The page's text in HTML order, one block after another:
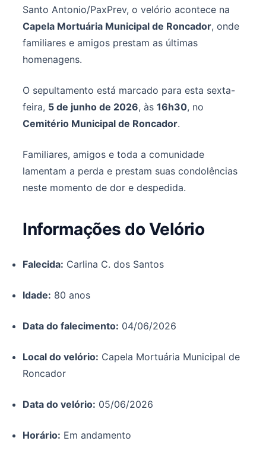
Santo Antonio/PaxPrev, o velório acontece na
Capela Mortuária Municipal de Roncador, onde
familiares e amigos prestam as últimas
homenagens.
O sepultamento está marcado para esta sexta-
feira, 5 de junho de 2026, às 16h30, no
Cemitério Municipal de Roncador.
Familiares, amigos e toda a comunidade
lamentam a perda e prestam suas condolências
neste momento de dor e despedida.
Informações do Velório
Falecida: Carlina C. dos Santos
Idade: 80 anos
Data do falecimento: 04/06/2026
Local do velório: Capela Mortuária Municipal de
Roncador
Data do velório: 05/06/2026
Horário: Em andamento